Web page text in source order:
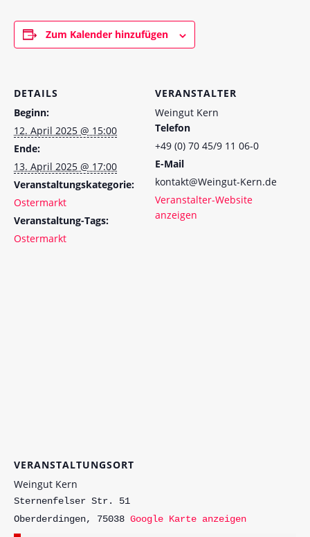
Zum Kalender hinzufügen
DETAILS
Beginn:
12. April 2025 @ 15:00
Ende:
13. April 2025 @ 17:00
Veranstaltungskategorie:
Ostermarkt
Veranstaltung-Tags:
Ostermarkt
VERANSTALTER
Weingut Kern
Telefon
+49 (0) 70 45/9 11 06-0
E-Mail
kontakt@Weingut-Kern.de
Veranstalter-Website
anzeigen
VERANSTALTUNGSORT
Weingut Kern
Sternenfelser Str. 51
Oberderdingen, 75038 Google Karte anzeigen